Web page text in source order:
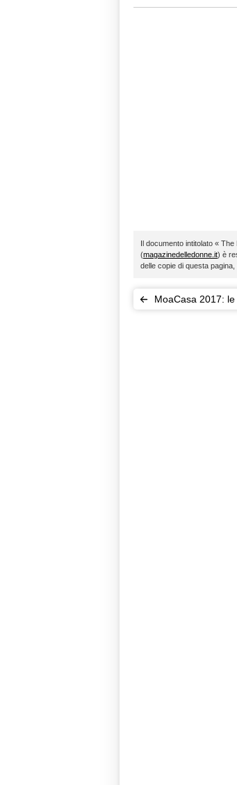
Il documento intitolato «
(magazinedelledonne.it) è
delle copie di questa
MoaCasa 2017: